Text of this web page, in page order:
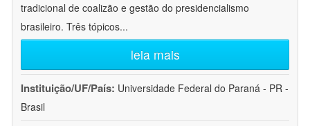
tradicional de coalizão e gestão do presidencialismo
brasileiro. Três tópicos...
leia mais
Instituição/UF/País: Universidade Federal do Paraná - PR -
Brasil